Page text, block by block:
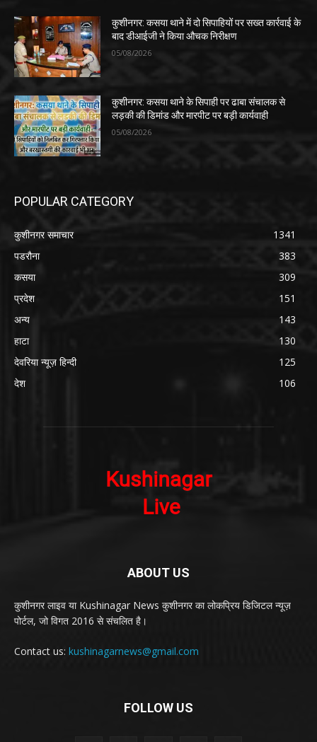
कुशीनगर: कसया थाने में दो सिपाहियों पर सख्त कार्रवाई के
बाद डीआईजी ने किया औचक निरीक्षण
05/08/2026
कुशीनगर: कसया थाने के सिपाही पर ढाबा संचालक से
लड़की की डिमांड और मारपीट पर बड़ी कार्यवाही
05/08/2026
POPULAR CATEGORY
कुशीनगर समाचार
1341
पडरौना
383
कसया
309
प्रदेश
151
अन्य
143
हाटा
130
देवरिया न्यूज़ हिन्दी
125
देश
106
ABOUT US
कुशीनगर लाइव या Kushinagar News कुशीनगर का लोकप्रिय डिजिटल न्यूज़
पोर्टल, जो विगत 2016 से संचलित है।
Contact us: kushinagarnews@gmail.com
FOLLOW US